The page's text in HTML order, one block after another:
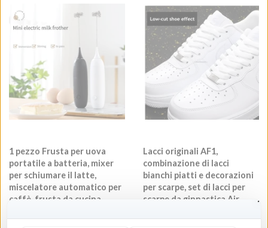
1 pezzo Frusta per uova
portatile a batteria, mixer
per schiumare il latte,
miscelatore automatico per
caffè, frusta da cucina
Lacci originali AF1,
combinazione di lacci
bianchi piatti e decorazioni
per scarpe, set di lacci per
scarpe da ginnastica Air